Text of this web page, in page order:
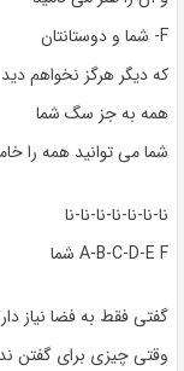
F- شما و دوستانتان
که دیگر هرگز نخواهم دید
همه به جز سگ شما
شما می توانید همه را
نا-نا-نا-نا-نا-نا-نا
A-B-C-D-E F شما
گفتی فقط به فضا نیاز
وقتی چیزی برای گفتن